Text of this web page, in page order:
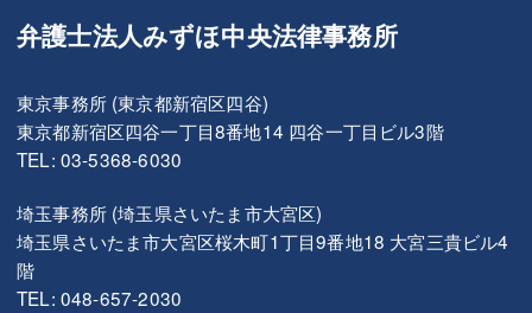
弁護士法人みずほ中央法律事務所
東京事務所 (東京都新宿区四谷)
東京都新宿区四谷一丁目8番地14 四谷一丁目ビル3階
TEL: 03-5368-6030
埼玉事務所 (埼玉県さいたま市大宮区)
埼玉県さいたま市大宮区桜木町1丁目9番地18 大宮三貴ビル4
階
TEL: 048-657-2030